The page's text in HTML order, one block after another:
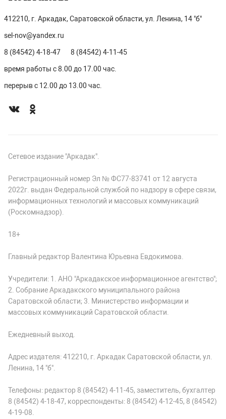
412210, г. Аркадак, Саратовской области, ул. Ленина, 14 "б"
sel-nov@yandex.ru
8 (84542) 4-18-47 8 (84542) 4-11-45
время работы с 8.00 до 17.00 час.
перерыв с 12.00 до 13.00 час.
Сетевое издание "Аркадак".
Регистрационный номер Эл № ФС77-83741 от 12 августа
2022г. выдан Федеральной службой по надзору в сфере связи,
информационных технологий и массовых коммуникаций
(Роскомнадзор).
18+
Главный редактор Валентина Юрьевна Евдокимова.
Учредители: 1. АНО "Аркадакское информационное агентство";
2. Собрание Аркадакского муниципального района
Саратовской области; 3. Министерство информации и
массовых коммуникаций Саратовской области.
Ежедневный выход.
Адрес издателя: 412210, г. Аркадак Саратовской области, ул.
Ленина, 14 "б".
Телефоны: редактор 8 (84542) 4-11-45, заместитель, бухгалтер
8 (84542) 4-18-47, корреспонденты: 8 (84542) 4-12-45, 8 (84542)
4-19-08.